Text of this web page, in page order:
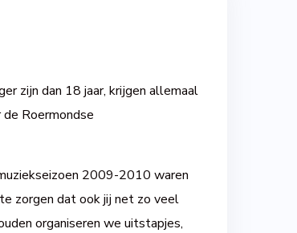
zijn dan 18 jaar, krijgen allemaal
Roermondse
2009-2010 waren
zorgen dat ook jij net zo veel
organiseren we uitstapjes,